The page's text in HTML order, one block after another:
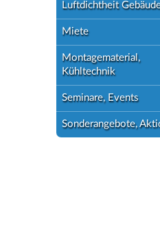
Luftdichtheit
Miete
Montagematerial,
Kühltechnik
Seminare, Events
Sonderangebote,